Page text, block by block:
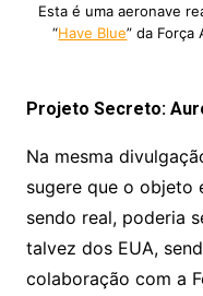
Esta é uma aeronave
“Have Blue” da Força
Projeto Secreto:
Na mesma
sugere que o objeto
sendo real, poderia
talvez dos EUA,
colaboração com a